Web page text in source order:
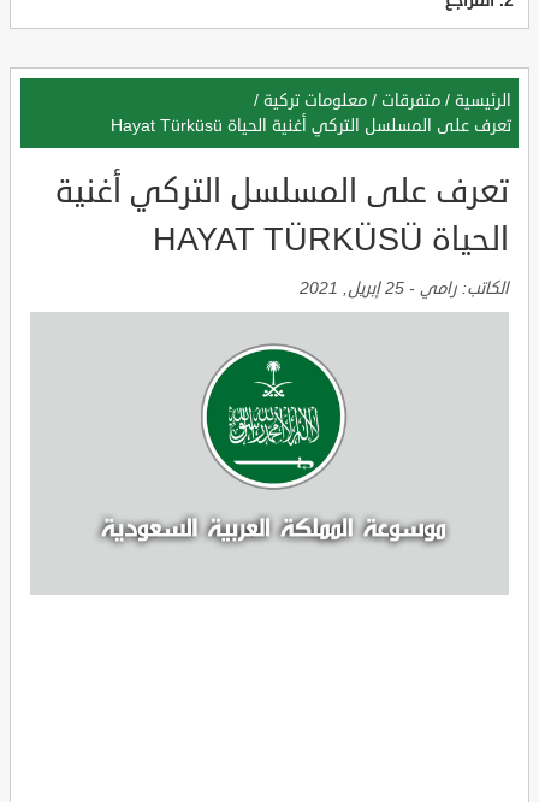
الرئيسية / متفرقات / معلومات تركية /
تعرف على المسلسل التركي أغنية الحياة Hayat Türküsü
تعرف على المسلسل التركي أغنية
الحياة HAYAT TÜRKÜSÜ
الكاتب: رامي - 25 إبريل, 2021